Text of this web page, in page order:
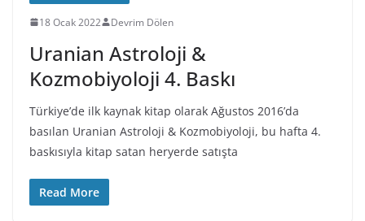
18 Ocak 2022 Devrim Dölen
Uranian Astroloji &
Kozmobiyoloji 4. Baskı
Türkiye’de ilk kaynak kitap olarak Ağustos 2016’da
basılan Uranian Astroloji & Kozmobiyoloji, bu hafta 4.
baskısıyla kitap satan heryerde satışta
Read More